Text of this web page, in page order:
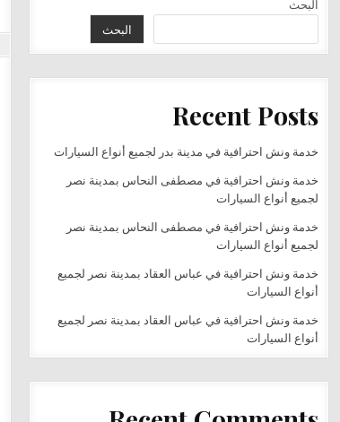
البحث
البحث
Recent Posts
خدمة ونش احترافية في مدينة بدر لجميع أنواع السيارات
خدمة ونش احترافية في مصطفى النحاس بمدينة نصر
لجميع أنواع السيارات
خدمة ونش احترافية في مصطفى النحاس بمدينة نصر
لجميع أنواع السيارات
خدمة ونش احترافية في عباس العقاد بمدينة نصر لجميع
أنواع السيارات
خدمة ونش احترافية في عباس العقاد بمدينة نصر لجميع
أنواع السيارات